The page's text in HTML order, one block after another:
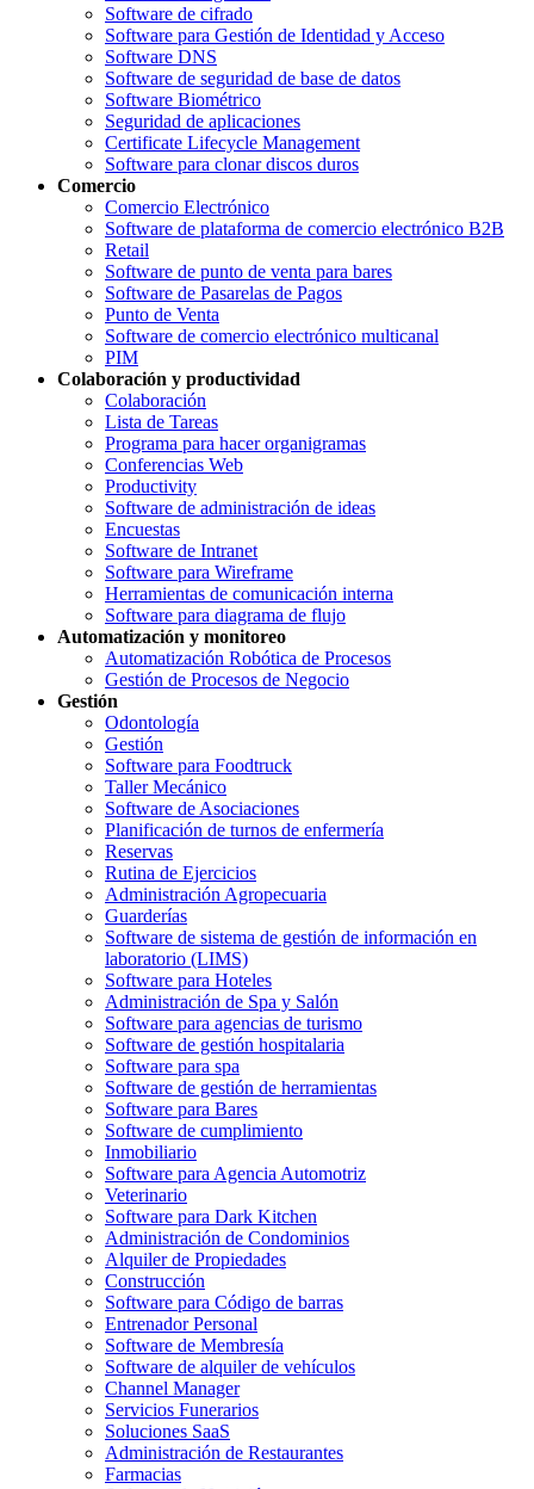
Software de cifrado
Software para Gestión de Identidad y Acceso
Software DNS
Software de seguridad de base de datos
Software Biométrico
Seguridad de aplicaciones
Certificate Lifecycle Management
Software para clonar discos duros
Comercio
Comercio Electrónico
Software de plataforma de comercio electrónico B2B
Retail
Software de punto de venta para bares
Software de Pasarelas de Pagos
Punto de Venta
Software de comercio electrónico multicanal
PIM
Colaboración y productividad
Colaboración
Lista de Tareas
Programa para hacer organigramas
Conferencias Web
Productivity
Software de administración de ideas
Encuestas
Software de Intranet
Software para Wireframe
Herramientas de comunicación interna
Software para diagrama de flujo
Automatización y monitoreo
Automatización Robótica de Procesos
Gestión de Procesos de Negocio
Gestión
Odontología
Gestión
Software para Foodtruck
Taller Mecánico
Software de Asociaciones
Planificación de turnos de enfermería
Reservas
Rutina de Ejercicios
Administración Agropecuaria
Guarderías
Software de sistema de gestión de información en
laboratorio (LIMS)
Software para Hoteles
Administración de Spa y Salón
Software para agencias de turismo
Software de gestión hospitalaria
Software para spa
Software de gestión de herramientas
Software para Bares
Software de cumplimiento
Inmobiliario
Software para Agencia Automotriz
Veterinario
Software para Dark Kitchen
Administración de Condominios
Alquiler de Propiedades
Construcción
Software para Código de barras
Entrenador Personal
Software de Membresía
Software de alquiler de vehículos
Channel Manager
Servicios Funerarios
Soluciones SaaS
Administración de Restaurantes
Farmacias